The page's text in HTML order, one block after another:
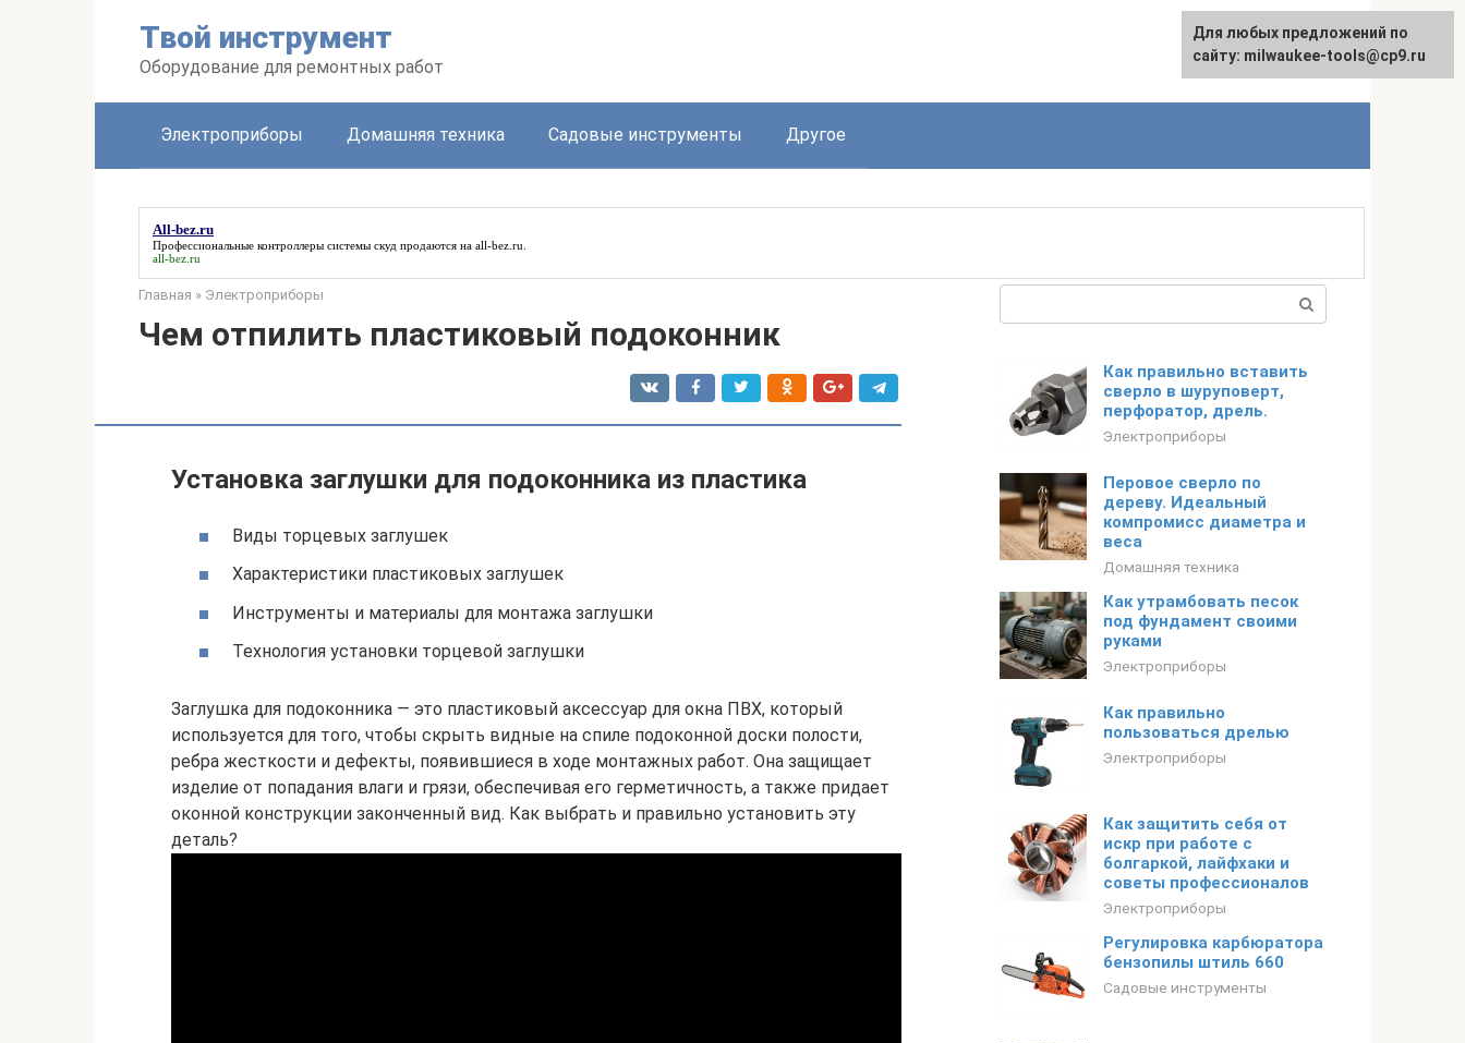
Твой инструмент
Оборудование для ремонтных работ
English
Электроприборы Домашняя техника Садовые инструменты Другое
All-bez.ru
Профессиональные контроллеры системы скуд продаются на all-bez.ru
all-bez.ru
Главная » Электроприборы
Чем отпилить пластиковый подоконник
Установка заглушки для подоконника из пластика
Виды торцевых заглушек
Характеристики пластиковых заглушек
Инструменты и материалы для монтажа заглушки
Технология установки торцевой заглушки
Заглушка для подоконника — это пластиковый аксессуар для окна ПВХ, который
используется для того, чтобы скрыть видные на спиле подоконной доски полости,
ребра жесткости и дефекты, появившиеся в ходе монтажных работ. Она защищает
изделие от попадания влаги и грязи, обеспечивая его герметичность, а также придает
оконной конструкции законченный вид. Как выбрать и правильно установить эту
деталь?
Как правильно вставить
сверло в шуруповерт,
перфоратор, дрель.
Электроприборы
Перовое сверло по
дереву. Идеальный
компромисс диаметра и
веса
Домашняя техника
Как утрамбовать песок
под фундамент своими
руками
Электроприборы
Как правильно
пользоваться дрелью
Электроприборы
Как защитить себя от
искр при работе с
болгаркой, лайфхаки и
советы профессионалов
Электроприборы
Регулировка карбюратора
бензопилы штиль 660
Садовые инструменты
Для любых предложений по
сайту: milwaukee-tools@cp9.ru